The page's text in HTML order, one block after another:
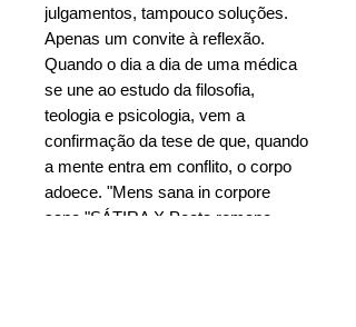
julgamentos, tampouco soluções.
Apenas um convite à reflexão.
Quando o dia a dia de uma médica
se une ao estudo da filosofia,
teologia e psicologia, vem a
confirmação da tese de que, quando
a mente entra em conflito, o corpo
adoece. "Mens sana in corpore
sano."SÁTIRA X Poeta romano